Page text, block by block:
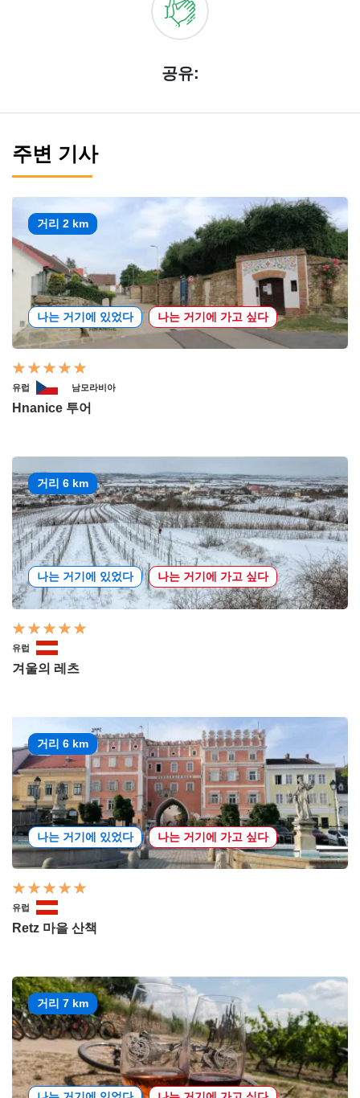
공유:
주변 기사
거리 2 km
나는 거기에 있었다 나는 거기에 가고 싶다
유럽 남모라비아
Hnanice 투어
거리 6 km
나는 거기에 있었다 나는 거기에 가고 싶다
유럽
겨울의 레츠
거리 6 km
나는 거기에 있었다 나는 거기에 가고 싶다
유럽
Retz 마을 산책
거리 7 km